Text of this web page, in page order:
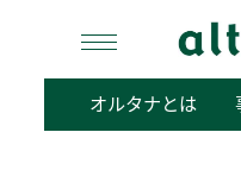
検
オルタナとは